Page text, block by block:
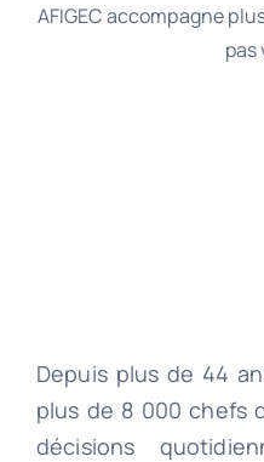
AFIGEC accompagne
pas
Depuis plus de 44
plus de 8 000 chefs
décisions